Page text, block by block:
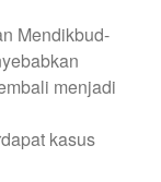
Mendikbud-
menjadi
kasus